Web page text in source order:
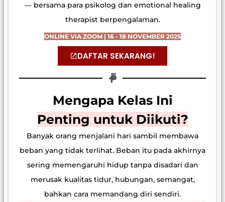
— bersama para psikolog dan emotional healing
therapist berpengalaman.
ONLINE VIA ZOOM | 16 - 18 NOVEMBER 2025
DAFTAR SEKARANG!
Mengapa Kelas Ini
Penting untuk Diikuti?
Banyak orang menjalani hari sambil membawa
beban yang tidak terlihat. Beban itu pada akhirnya
sering memengaruhi hidup tanpa disadari dan
merusak kualitas tidur, hubungan, semangat,
bahkan cara memandang diri sendiri.